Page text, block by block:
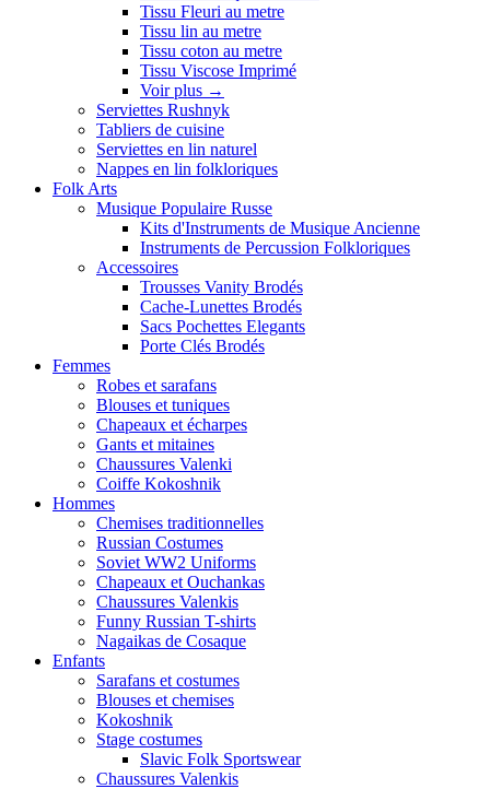
Tissu Fleuri au metre
Tissu lin au metre
Tissu coton au metre
Tissu Viscose Imprimé
Voir plus →
Serviettes Rushnyk
Tabliers de cuisine
Serviettes en lin naturel
Nappes en lin folkloriques
Folk Arts
Musique Populaire Russe
Kits d'Instruments de Musique Ancienne
Instruments de Percussion Folkloriques
Accessoires
Trousses Vanity Brodés
Cache-Lunettes Brodés
Sacs Pochettes Elegants
Porte Clés Brodés
Femmes
Robes et sarafans
Blouses et tuniques
Chapeaux et écharpes
Gants et mitaines
Chaussures Valenki
Coiffe Kokoshnik
Hommes
Chemises traditionnelles
Russian Costumes
Soviet WW2 Uniforms
Chapeaux et Ouchankas
Chaussures Valenkis
Funny Russian T-shirts
Nagaikas de Cosaque
Enfants
Sarafans et costumes
Blouses et chemises
Kokoshnik
Stage costumes
Slavic Folk Sportswear
Chaussures Valenkis